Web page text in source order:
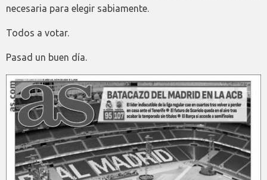
necesaria para elegir sabiamente.
Todos a votar.
Pasad un buen día.